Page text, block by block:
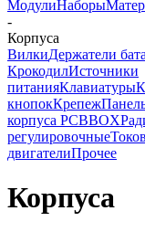
МодулиНаборы
-
Корпуса
ВилкиДержатели
КрокодилИсточники
питанияКлавиатуры
кнопокКрепеж
корпуса PCBBOX
регулировочные
двигателиПрочее
Корпуса